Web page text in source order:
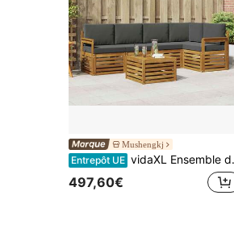
Mushengkj
Entrepôt UE vidaXL Ensemble de canapé d'angle 6 pcs Naturel et Anthracite
497,60€